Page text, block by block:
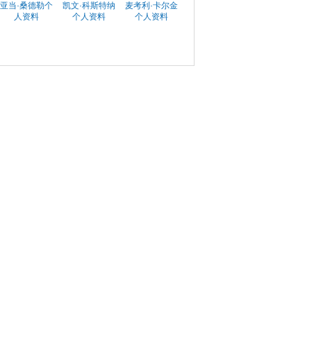
亚当·桑德勒个
人资料
凯文·科斯特纳
个人资料
麦考利·卡尔金
个人资料